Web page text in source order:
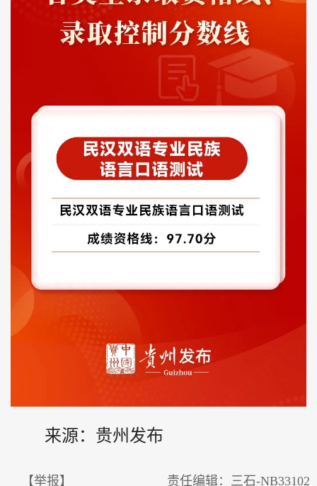
来源：贵州发布
【举报】 责任编辑：三石-NB33102